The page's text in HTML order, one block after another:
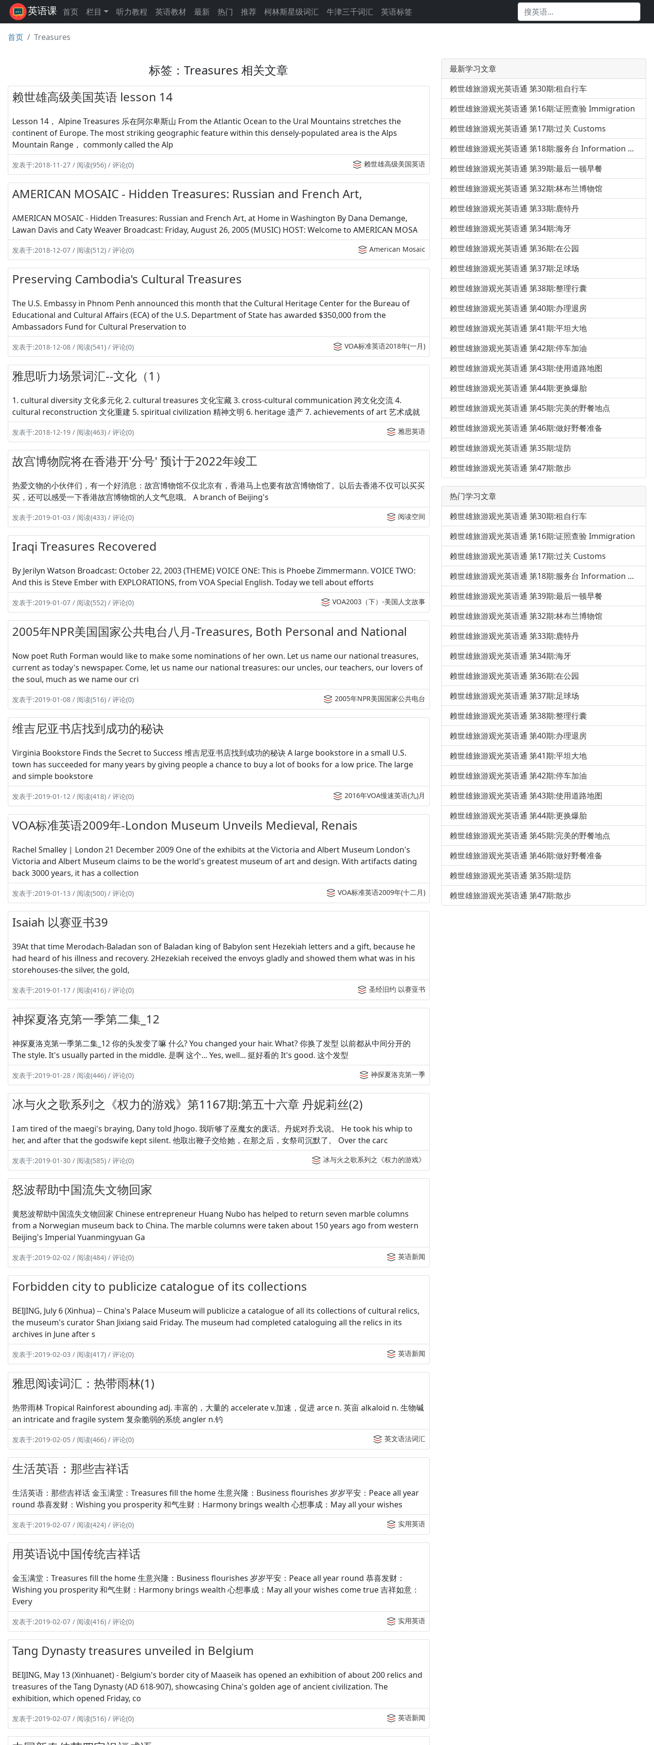
英语课 首页 栏目 听力教程 英语教材 最新 热门 推荐 柯林斯星级词汇 牛津三千词汇 英语标签
首页 Treasures
标签：Treasures 相关文章
赖世雄高级美国英语 lesson 14
Lesson 14， Alpine Treasures 乐在阿尔卑斯山 From the Atlantic Ocean to the Ural Mountains stretches the
continent of Europe. The most striking geographic feature within this densely-populated area is the Alps
Mountain Range， commonly called the Alp
发表于:2018-11-27 / 阅读(956) / 评论(0) 赖世雄高级美国英语
AMERICAN MOSAIC - Hidden Treasures: Russian and French Art,
AMERICAN MOSAIC - Hidden Treasures: Russian and French Art, at Home in Washington By Dana Demange,
Lawan Davis and Caty Weaver Broadcast: Friday, August 26, 2005 (MUSIC) HOST: Welcome to AMERICAN MOSA
发表于:2018-12-07 / 阅读(512) / 评论(0) American Mosaic
Preserving Cambodia's Cultural Treasures
The U.S. Embassy in Phnom Penh announced this month that the Cultural Heritage Center for the Bureau of
Educational and Cultural Affairs (ECA) of the U.S. Department of State has awarded $350,000 from the
Ambassadors Fund for Cultural Preservation to
发表于:2018-12-08 / 阅读(541) / 评论(0) VOA标准英语2018年(一月)
雅思听力场景词汇--文化（1）
1. cultural diversity 文化多元化 2. cultural treasures 文化宝藏 3. cross-cultural communication 跨文化交流 4.
cultural reconstruction 文化重建 5. spiritual civilization 精神文明 6. heritage 遗产 7. achievements of art 艺术成就
发表于:2018-12-19 / 阅读(463) / 评论(0) 雅思英语
故宫博物院将在香港开'分号' 预计于2022年竣工
热爱文物的小伙伴们，有一个好消息：故宫博物馆不仅北京有，香港马上也要有故宫博物馆了。以后去香港不仅可以买买
买，还可以感受一下香港故宫博物馆的人文气息哦。 A branch of Beijing's
发表于:2019-01-03 / 阅读(433) / 评论(0) 阅读空间
Iraqi Treasures Recovered
By Jerilyn Watson Broadcast: October 22, 2003 (THEME) VOICE ONE: This is Phoebe Zimmermann. VOICE TWO:
And this is Steve Ember with EXPLORATIONS, from VOA Special English. Today we tell about efforts
发表于:2019-01-07 / 阅读(552) / 评论(0) VOA2003（下）-美国人文故事
2005年NPR美国国家公共电台八月-Treasures, Both Personal and National
Now poet Ruth Forman would like to make some nominations of her own. Let us name our national treasures,
current as today's newspaper. Come, let us name our national treasures: our uncles, our teachers, our lovers of
the soul, much as we name our cri
发表于:2019-01-08 / 阅读(516) / 评论(0) 2005年NPR美国国家公共电台
维吉尼亚书店找到成功的秘诀
Virginia Bookstore Finds the Secret to Success 维吉尼亚书店找到成功的秘诀 A large bookstore in a small U.S.
town has succeeded for many years by giving people a chance to buy a lot of books for a low price. The large
and simple bookstore
发表于:2019-01-12 / 阅读(418) / 评论(0) 2016年VOA慢速英语(九)月
VOA标准英语2009年-London Museum Unveils Medieval, Renais
Rachel Smalley | London 21 December 2009 One of the exhibits at the Victoria and Albert Museum London's
Victoria and Albert Museum claims to be the world's greatest museum of art and design. With artifacts dating
back 3000 years, it has a collection
发表于:2019-01-13 / 阅读(500) / 评论(0) VOA标准英语2009年(十二月)
Isaiah 以赛亚书39
39At that time Merodach-Baladan son of Baladan king of Babylon sent Hezekiah letters and a gift, because he
had heard of his illness and recovery. 2Hezekiah received the envoys gladly and showed them what was in his
storehouses-the silver, the gold,
发表于:2019-01-17 / 阅读(416) / 评论(0) 圣经旧约 以赛亚书
神探夏洛克第一季第二集_12
神探夏洛克第一季第二集_12 你的头发变了嘛 什么? You changed your hair. What? 你换了发型 以前都从中间分开的
The style. It's usually parted in the middle. 是啊 这个... Yes, well... 挺好看的 It's good. 这个发型
发表于:2019-01-28 / 阅读(446) / 评论(0) 神探夏洛克第一季
冰与火之歌系列之《权力的游戏》第1167期:第五十六章 丹妮莉丝(2)
I am tired of the maegi's braying, Dany told Jhogo. 我听够了巫魔女的废话。丹妮对乔戈说。 He took his whip to
her, and after that the godswife kept silent. 他取出鞭子交给她，在那之后，女祭司沉默了。 Over the carc
发表于:2019-01-30 / 阅读(585) / 评论(0) 冰与火之歌系列之《权力的游戏》
怒波帮助中国流失文物回家
黄怒波帮助中国流失文物回家 Chinese entrepreneur Huang Nubo has helped to return seven marble columns
from a Norwegian museum back to China. The marble columns were taken about 150 years ago from western
Beijing's Imperial Yuanmingyuan Ga
发表于:2019-02-02 / 阅读(484) / 评论(0) 英语新闻
Forbidden city to publicize catalogue of its collections
BEIJING, July 6 (Xinhua) -- China's Palace Museum will publicize a catalogue of all its collections of cultural relics,
the museum's curator Shan Jixiang said Friday. The museum had completed cataloguing all the relics in its
archives in June after s
发表于:2019-02-03 / 阅读(417) / 评论(0) 英语新闻
雅思阅读词汇：热带雨林(1)
热带雨林 Tropical Rainforest abounding adj. 丰富的，大量的 accelerate v.加速，促进 arce n. 英亩 alkaloid n. 生物碱
an intricate and fragile system 复杂脆弱的系统 angler n.钓
发表于:2019-02-05 / 阅读(466) / 评论(0) 英文语法词汇
生活英语：那些吉祥话
生活英语：那些吉祥话 金玉满堂：Treasures fill the home 生意兴隆：Business flourishes 岁岁平安：Peace all year
round 恭喜发财：Wishing you prosperity 和气生财：Harmony brings wealth 心想事成：May all your wishes
发表于:2019-02-07 / 阅读(424) / 评论(0) 实用英语
用英语说中国传统吉祥话
金玉满堂：Treasures fill the home 生意兴隆：Business flourishes 岁岁平安：Peace all year round 恭喜发财：
Wishing you prosperity 和气生财：Harmony brings wealth 心想事成：May all your wishes come true 吉祥如意：
Every
发表于:2019-02-07 / 阅读(416) / 评论(0) 实用英语
Tang Dynasty treasures unveiled in Belgium
BEIJING, May 13 (Xinhuanet) - Belgium's border city of Maaseik has opened an exhibition of about 200 relics and
treasures of the Tang Dynasty (AD 618-907), showcasing China's golden age of ancient civilization. The
exhibition, which opened Friday, co
发表于:2019-02-07 / 阅读(516) / 评论(0) 英语新闻
最新学习文章
赖世雄旅游观光英语通 第30期:租自行车
赖世雄旅游观光英语通 第16期:证照查验 Immigration
赖世雄旅游观光英语通 第17期:过关 Customs
赖世雄旅游观光英语通 第18期:服务台 Information Desk
赖世雄旅游观光英语通 第39期:最后一顿早餐
赖世雄旅游观光英语通 第32期:林布兰博物馆
赖世雄旅游观光英语通 第33期:鹿特丹
赖世雄旅游观光英语通 第34期:海牙
赖世雄旅游观光英语通 第36期:在公园
赖世雄旅游观光英语通 第37期:足球场
赖世雄旅游观光英语通 第38期:整理行囊
赖世雄旅游观光英语通 第40期:办理退房
赖世雄旅游观光英语通 第41期:平坦大地
赖世雄旅游观光英语通 第42期:停车加油
赖世雄旅游观光英语通 第43期:使用道路地图
赖世雄旅游观光英语通 第44期:更换爆胎
赖世雄旅游观光英语通 第45期:完美的野餐地点
赖世雄旅游观光英语通 第46期:做好野餐准备
赖世雄旅游观光英语通 第35期:堤防
赖世雄旅游观光英语通 第47期:散步
热门学习文章
赖世雄旅游观光英语通 第30期:租自行车
赖世雄旅游观光英语通 第16期:证照查验 Immigration
赖世雄旅游观光英语通 第17期:过关 Customs
赖世雄旅游观光英语通 第18期:服务台 Information Desk
赖世雄旅游观光英语通 第39期:最后一顿早餐
赖世雄旅游观光英语通 第32期:林布兰博物馆
赖世雄旅游观光英语通 第33期:鹿特丹
赖世雄旅游观光英语通 第34期:海牙
赖世雄旅游观光英语通 第36期:在公园
赖世雄旅游观光英语通 第37期:足球场
赖世雄旅游观光英语通 第38期:整理行囊
赖世雄旅游观光英语通 第40期:办理退房
赖世雄旅游观光英语通 第41期:平坦大地
赖世雄旅游观光英语通 第42期:停车加油
赖世雄旅游观光英语通 第43期:使用道路地图
赖世雄旅游观光英语通 第44期:更换爆胎
赖世雄旅游观光英语通 第45期:完美的野餐地点
赖世雄旅游观光英语通 第46期:做好野餐准备
赖世雄旅游观光英语通 第35期:堤防
赖世雄旅游观光英语通 第47期:散步